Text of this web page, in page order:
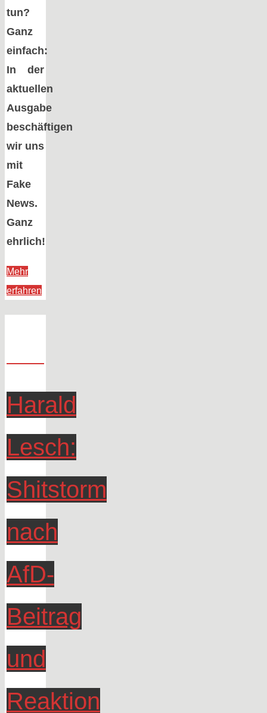
tun?
Ganz
einfach:
In der
aktuellen
Ausgabe
beschäftigen
wir uns
mit
Fake
News.
Ganz
ehrlich!
Mehr
erfahren„Fake
Harald
Lesch:
Shitstorm
nach
AfD-
Beitrag
und
Reaktion